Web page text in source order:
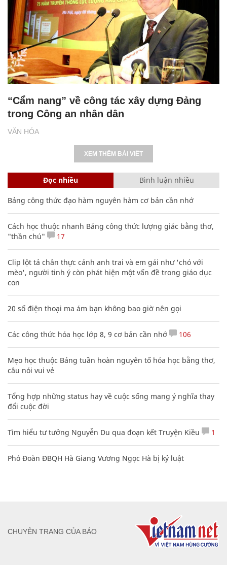
VĂN HÓA
“Cẩm nang” về công tác xây dựng Đảng
trong Công an nhân dân
XEM THÊM BÀI VIẾT
Đọc nhiều Bình luận nhiều
Bảng công thức đạo hàm nguyên hàm cơ bản cần nhớ
Cách học thuộc nhanh Bảng công thức lượng giác bằng thơ,
"thần chú"
17
Clip lột tả chân thực cảnh anh trai và em gái như 'chó với
mèo', người tinh ý còn phát hiện một vấn đề trong giáo dục
con
20 số điện thoại ma ám bạn không bao giờ nên gọi
Các công thức hóa học lớp 8, 9 cơ bản cần nhớ 106
Mẹo học thuộc Bảng tuần hoàn nguyên tố hóa học bằng thơ,
câu nói vui vẻ
Tổng hợp những status hay về cuộc sống mang ý nghĩa thay
đổi cuộc đời
Tìm hiểu tư tưởng Nguyễn Du qua đoạn kết Truyện Kiều 1
Phó Đoàn ĐBQH Hà Giang Vương Ngọc Hà bị kỷ luật
CHUYÊN TRANG CỦA BÁO